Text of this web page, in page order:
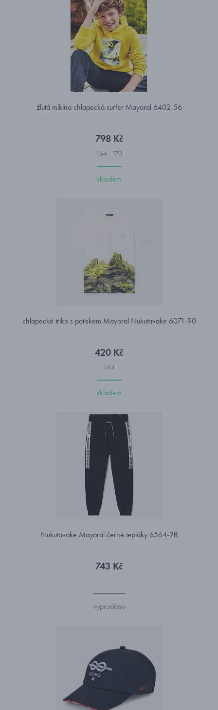
žlutá mikina chlapecká surfer Mayoral 6402-56
798 Kč
164 170
skladem
chlapecké triko s potiskem Mayoral Nukutavake 6071-90
420 Kč
164
skladem
Nukutavake Mayoral černé tepláky 6564-28
743 Kč
vyprodáno